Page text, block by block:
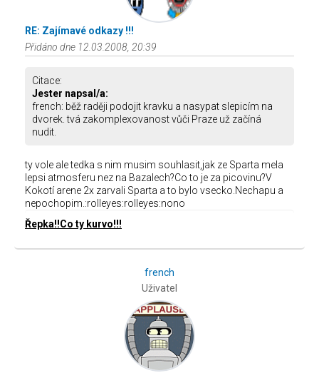
RE: Zajímavé odkazy !!!
Přidáno dne 12.03.2008, 20:39
Citace:
Jester napsal/a:
french: běž raději podojit kravku a nasypat slepicím na
dvorek. tvá zakomplexovanost vůči Praze už začíná
nudit.
ty vole ale tedka s nim musim souhlasit,jak ze Sparta mela
lepsi atmosferu nez na Bazalech?Co to je za picovinu?V
Kokotí arene 2x zarvali Sparta a to bylo vsecko.Nechapu a
nepochopim.:rolleyes:rolleyes:nono
Řepka!!Co ty kurvo!!!
french
Uživatel